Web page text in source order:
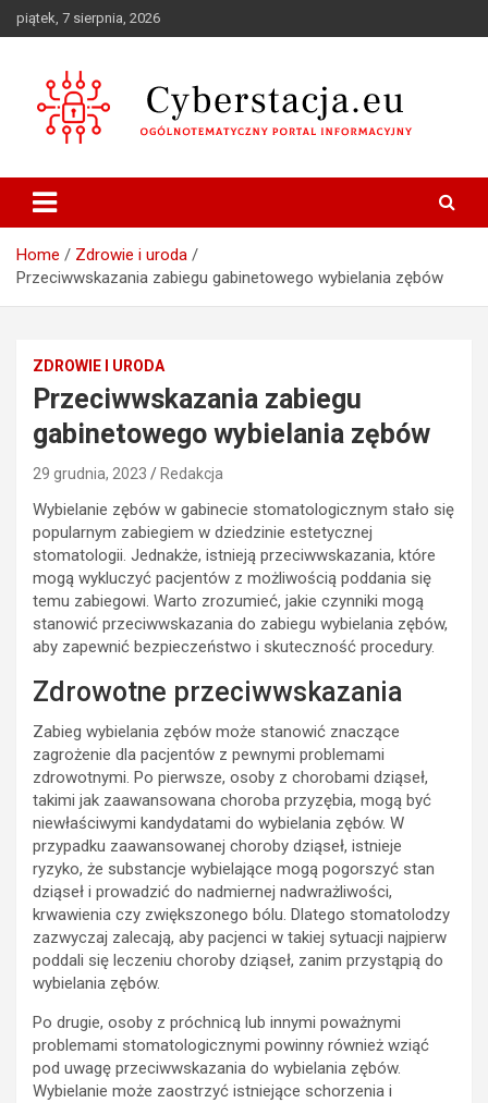
Skip
to
piątek, 7 sierpnia, 2026
Cyberstacja.eu
Home
Zdrowie i uroda
Przeciwwskazania zabiegu gabinetowego wybielania zębów
ZDROWIE I URODA
Przeciwwskazania zabiegu
gabinetowego wybielania zębów
29 grudnia, 2023 Redakcja
Wybielanie zębów w gabinecie stomatologicznym stało się
popularnym zabiegiem w dziedzinie estetycznej
stomatologii. Jednakże, istnieją przeciwwskazania, które
mogą wykluczyć pacjentów z możliwością poddania się
temu zabiegowi. Warto zrozumieć, jakie czynniki mogą
stanowić przeciwwskazania do zabiegu wybielania zębów,
aby zapewnić bezpieczeństwo i skuteczność procedury.
Zdrowotne przeciwwskazania
Zabieg wybielania zębów może stanowić znaczące
zagrożenie dla pacjentów z pewnymi problemami
zdrowotnymi. Po pierwsze, osoby z chorobami dziąseł,
takimi jak zaawansowana choroba przyzębia, mogą być
niewłaściwymi kandydatami do wybielania zębów. W
przypadku zaawansowanej choroby dziąseł, istnieje
ryzyko, że substancje wybielające mogą pogorszyć stan
dziąseł i prowadzić do nadmiernej nadwrażliwości,
krwawienia czy zwiększonego bólu. Dlatego stomatolodzy
zazwyczaj zalecają, aby pacjenci w takiej sytuacji najpierw
poddali się leczeniu choroby dziąseł, zanim przystąpią do
wybielania zębów.
Po drugie, osoby z próchnicą lub innymi poważnymi
problemami stomatologicznymi powinny również wziąć
pod uwagę przeciwwskazania do wybielania zębów.
Wybielanie może zaostrzyć istniejące schorzenia i